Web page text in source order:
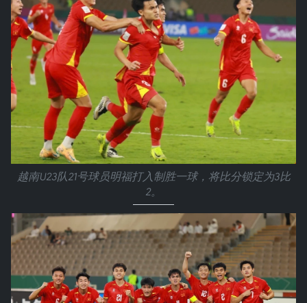
越南U23队21号球员明福打入制胜一球，将比分锁定为3比
2。